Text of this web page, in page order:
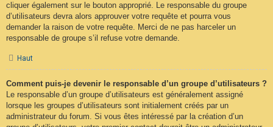
cliquer également sur le bouton approprié. Le responsable du groupe
d’utilisateurs devra alors approuver votre requête et pourra vous
demander la raison de votre requête. Merci de ne pas harceler un
responsable de groupe s’il refuse votre demande.
Haut
Comment puis-je devenir le responsable d’un groupe d’utilisateurs ?
Le responsable d’un groupe d’utilisateurs est généralement assigné
lorsque les groupes d’utilisateurs sont initialement créés par un
administrateur du forum. Si vous êtes intéressé par la création d’un